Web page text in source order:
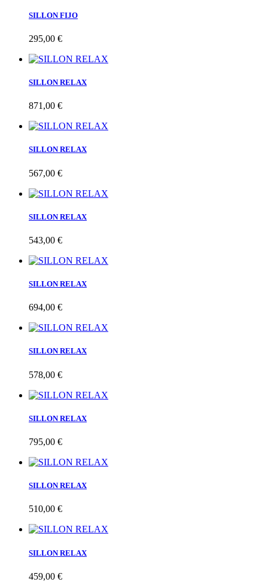
SILLON FIJO
295,00 €
SILLON RELAX
871,00 €
SILLON RELAX
567,00 €
SILLON RELAX
543,00 €
SILLON RELAX
694,00 €
SILLON RELAX
578,00 €
SILLON RELAX
795,00 €
SILLON RELAX
510,00 €
SILLON RELAX
459,00 €